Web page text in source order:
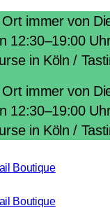
immer von
12:30–19:00
in Köln /
immer von
12:30–19:00
in Köln /